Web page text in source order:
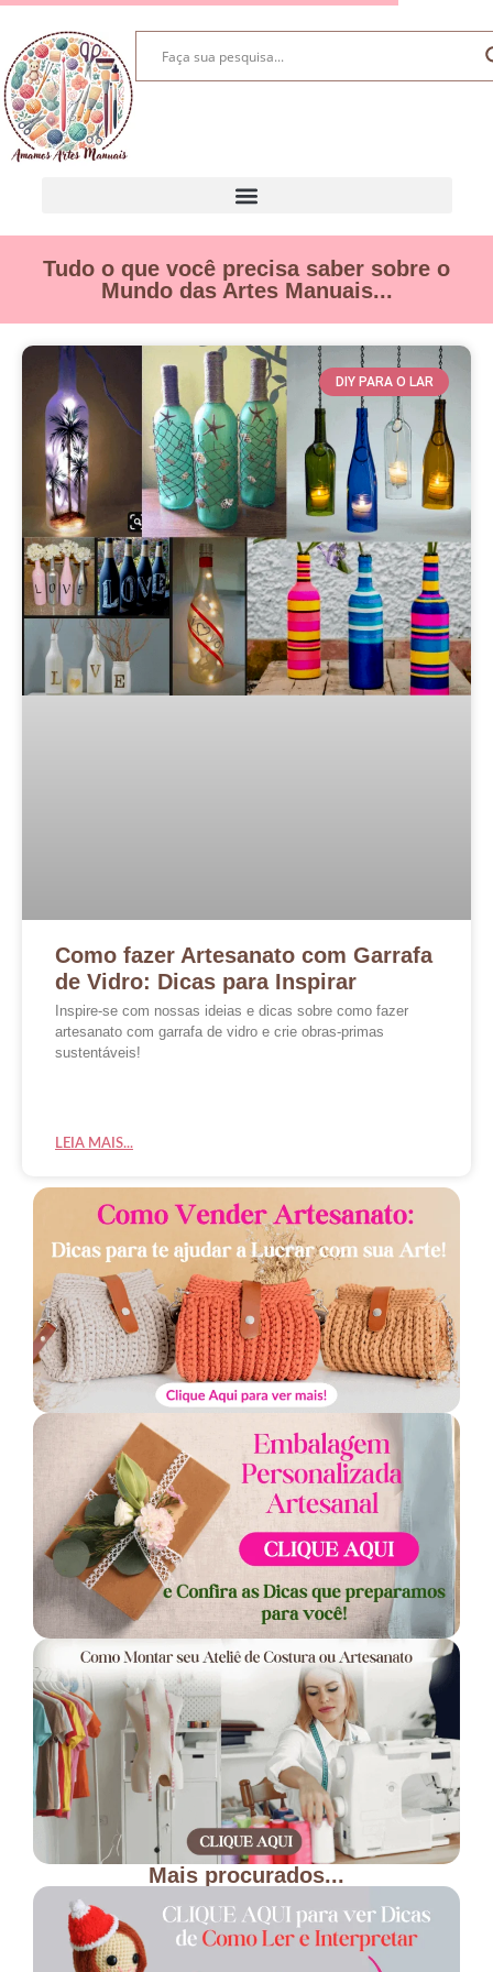
Tudo o que você precisa saber sobre o
Mundo das Artes Manuais...
DIY PARA O LAR
Como fazer Artesanato com Garrafa
de Vidro: Dicas para Inspirar
Inspire-se com nossas ideias e dicas sobre como fazer
artesanato com garrafa de vidro e crie obras-primas
sustentáveis!
LEIA MAIS...
Mais procurados...